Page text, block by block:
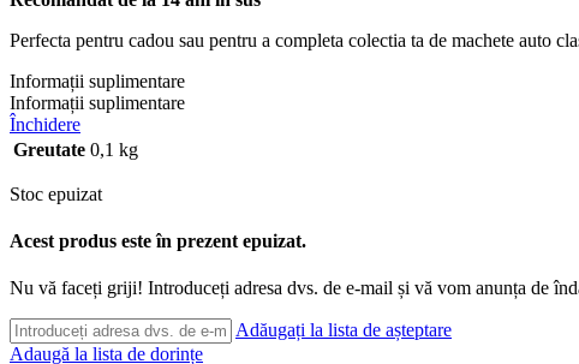
Perfecta pentru cadou sau pentru a completa colectia ta de machete auto
Informații suplimentare
Informații suplimentare
Închidere
Greutate 0,1 kg
Stoc epuizat
Acest produs este în prezent epuizat.
Nu vă faceți griji! Introduceți adresa dvs. de e-mail și vă vom anunța de
Adăugați la lista de așteptare
Adaugă la lista de dorințe